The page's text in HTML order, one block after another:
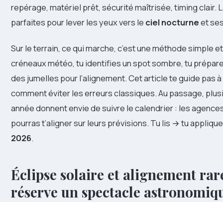
repérage, matériel prêt, sécurité maîtrisée, timing clair.
parfaites pour lever les yeux vers le ciel nocturneet
Sur le terrain, ce qui marche, c’est une méthode simple
créneaux météo, tu identifies un spot sombre, tu
des jumelles pour l’alignement. Cet article te guide pas
comment éviter les erreurs classiques. Au passage,
année donnent envie de suivre le calendrier : les
pourras t’aligner sur leurs prévisions. Tu lis → tu
2026.
Éclipse solaire et alignement
réserve un spectacle